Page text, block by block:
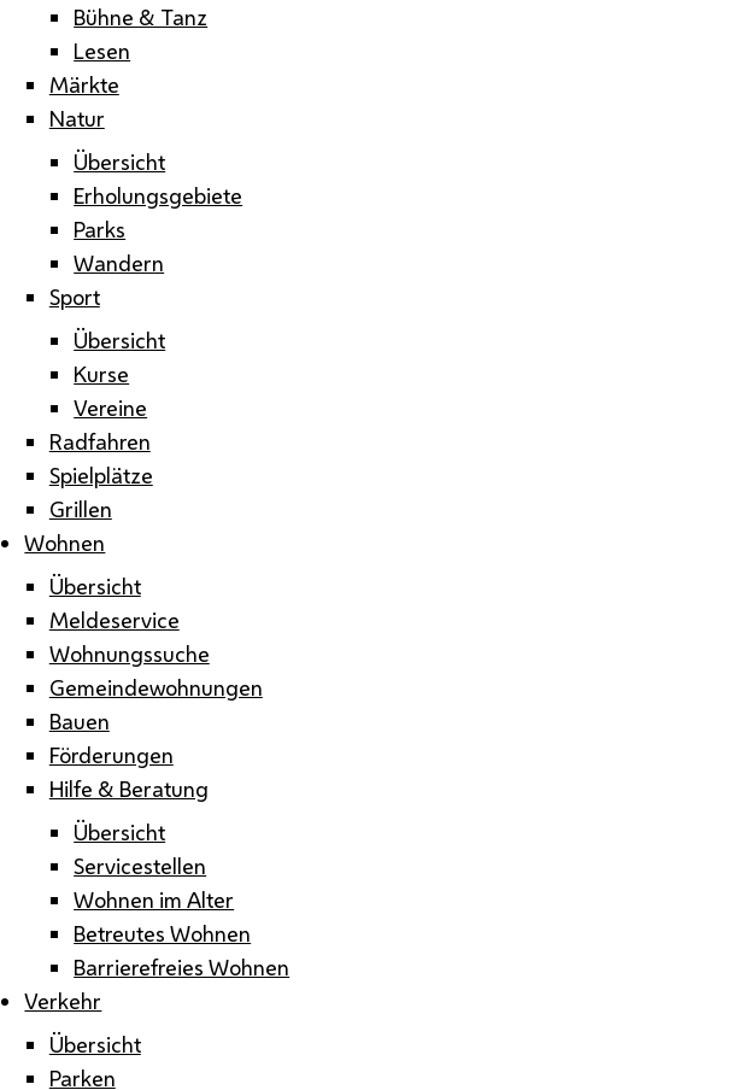
Bühne & Tanz
Lesen
Märkte
Natur
Übersicht
Erholungsgebiete
Parks
Wandern
Sport
Übersicht
Kurse
Vereine
Radfahren
Spielplätze
Grillen
Wohnen
Übersicht
Meldeservice
Wohnungssuche
Gemeindewohnungen
Bauen
Förderungen
Hilfe & Beratung
Übersicht
Servicestellen
Wohnen im Alter
Betreutes Wohnen
Barrierefreies Wohnen
Verkehr
Übersicht
Parken